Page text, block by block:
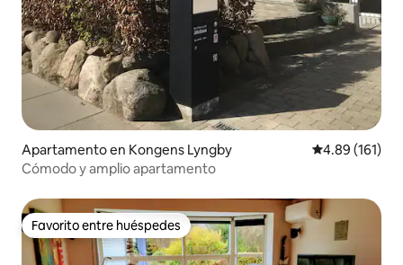
Apartamento en Kongens Lyngby Calificación
4.89 (161)
Cómodo y amplio apartamento
Favorito entre huéspedes
Favorito entre huéspedes